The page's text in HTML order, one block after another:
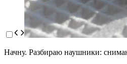
Начну. Разбираю наушники: